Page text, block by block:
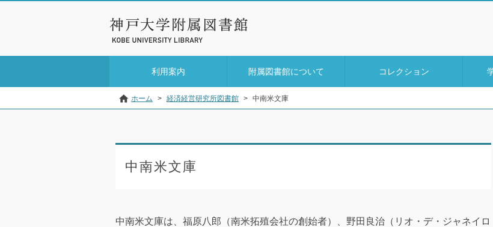
利用案内 附属図書館について コレクション
ホーム > 経済経営研究所図書館 > 中南米文庫
中南米文庫
中南米文庫は、福原八郎（南米拓殖会社の創始者）、野田良治（リオ・デ・ジャネイロ